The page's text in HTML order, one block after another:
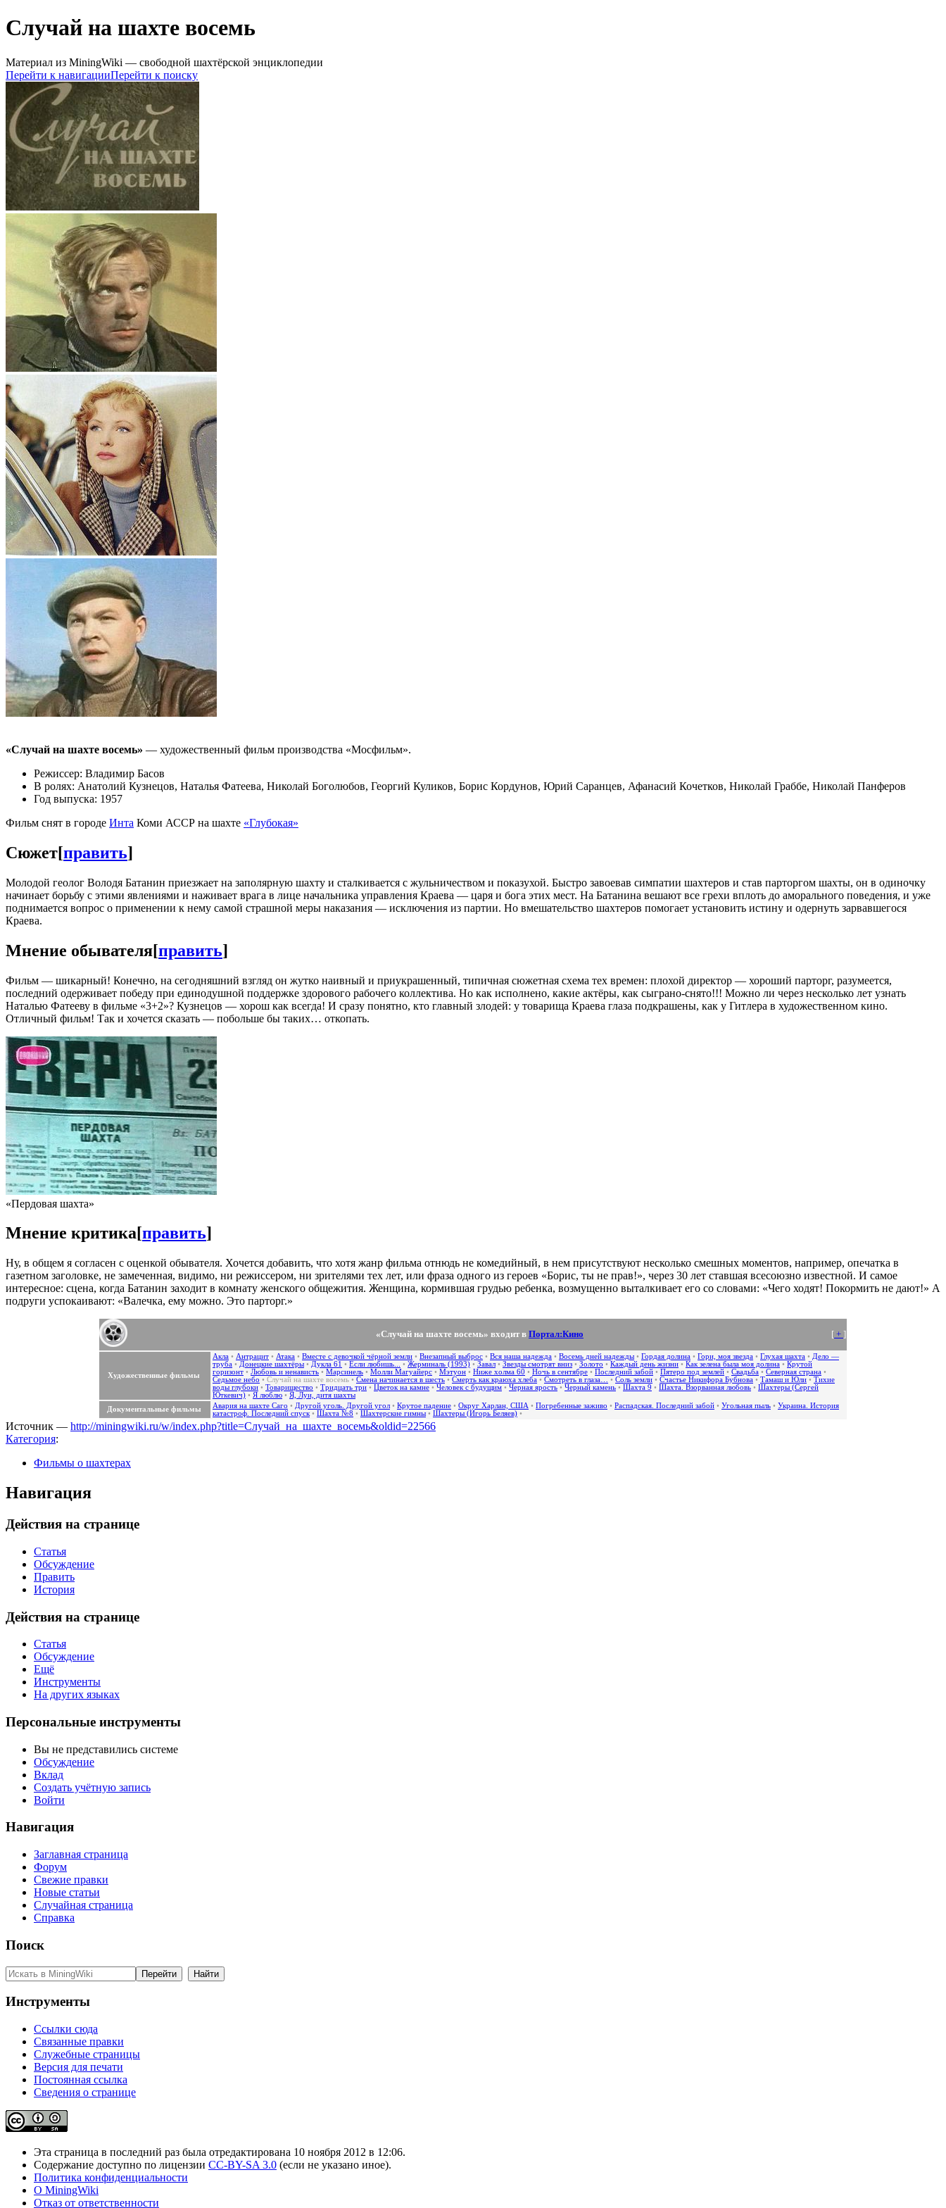
Случай на шахте восемь
Материал из MiningWiki — свободной шахтёрской энциклопедии
Перейти к навигацииПерейти к поиску
«Случай на шахте восемь» — художественный фильм производства «Мосфильм».
Режиссер: Владимир Басов
В ролях: Анатолий Кузнецов, Наталья Фатеева, Николай Боголюбов, Георгий Куликов, Борис Кордунов, Юрий Саранцев, Афанасий Кочетков, Николай Граббе, Николай Панферов
Год выпуска: 1957
Фильм снят в городе Инта Коми АССР на шахте «Глубокая»
Сюжет[править]
Молодой геолог Володя Батанин приезжает на заполярную шахту и сталкивается с жульничеством и показухой. Быстро завоевав симпатии шахтеров и став парторгом шахты, он в одиночку
начинает борьбу с этими явлениями и наживает врага в лице начальника управления Краева — царя и бога этих мест. На Батанина вешают все грехи вплоть до аморального поведения, и уже
поднимается вопрос о применении к нему самой страшной меры наказания — исключения из партии. Но вмешательство шахтеров помогает установить истину и одернуть зарвавшегося
Краева.
Мнение обывателя[править]
Фильм — шикарный! Конечно, на сегодняшний взгляд он жутко наивный и приукрашенный, типичная сюжетная схема тех времен: плохой директор — хороший парторг, разумеется,
последний одерживает победу при единодушной поддержке здорового рабочего коллектива. Но как исполнено, какие актёры, как сыграно-снято!!! Можно ли через несколько лет узнать
Наталью Фатееву в фильме «3+2»? Кузнецов — хорош как всегда! И сразу понятно, кто главный злодей: у товарища Краева глаза подкрашены, как у Гитлера в художественном кино.
Отличный фильм! Так и хочется сказать — побольше бы таких… откопать.
«Пердовая шахта»
Мнение критика[править]
Ну, в общем я согласен с оценкой обывателя. Хочется добавить, что хотя жанр фильма отнюдь не комедийный, в нем присутствуют несколько смешных моментов, например, опечатка в
газетном заголовке, не замеченная, видимо, ни режиссером, ни зрителями тех лет, или фраза одного из героев «Борис, ты не прав!», через 30 лет ставшая всесоюзно известной. И самое
интересное: сцена, когда Батанин заходит в комнату женского общежития. Женщина, кормившая грудью ребенка, возмущенно выталкивает его со словами: «Чего ходят! Покормить не дают!» А
подруги успокаивают: «Валечка, ему можно. Это парторг.»
[ + ]
«Случай на шахте восемь» входит в Портал:Кино
Художественные фильмы
Акла • Антрацит • Атака • Вместе с девочкой чёрной земли • Внезапный выброс • Вся наша надежда • Восемь дней надежды • Гордая долина • Гори, моя звезда • Глухая шахта • Дело —
труба • Донецкие шахтёры • Дукла 61 • Если любишь... • Жерминаль (1993) • Завал • Звезды смотрят вниз • Золото • Каждый день жизни • Как зелена была моя долина • Крутой
горизонт • Любовь и ненависть • Марсинель • Молли Магуайерс • Мэтуон • Ниже холма 60 • Ночь в сентябре • Последний забой • Пятеро под землей • Свадьба • Северная страна •
Седьмое небо • Случай на шахте восемь • Смена начинается в шесть • Смерть как краюха хлеба • Смотреть в глаза… • Соль земли • Счастье Никифора Бубнова • Тамаш и Юли • Тихие
воды глубоки • Товарищество • Тридцать три • Цветок на камне • Человек с будущим • Черная ярость • Черный камень • Шахта 9 • Шахта. Взорванная любовь • Шахтеры (Сергей
Юткевич) • Я люблю • Я, Луи, дитя шахты
Документальные фильмы
Авария на шахте Саго • Другой уголь. Другой угол • Крутое падение • Округ Харлан, США • Погребенные заживо • Распадская. Последний забой • Угольная пыль • Украина. История
катастроф. Последний спуск• Шахта №8 • Шахтерские гимны • Шахтеры (Игорь Беляев) •
Источник — http://miningwiki.ru/w/index.php?title=Случай_на_шахте_восемь&oldid=22566
Категория:
Фильмы о шахтерах
Навигация
Действия на странице
Статья
Обсуждение
Править
История
Действия на странице
Статья
Обсуждение
Ещё
Инструменты
На других языках
Персональные инструменты
Вы не представились системе
Обсуждение
Вклад
Создать учётную запись
Войти
Навигация
Заглавная страница
Форум
Свежие правки
Новые статьи
Случайная страница
Справка
Поиск
Инструменты
Ссылки сюда
Связанные правки
Служебные страницы
Версия для печати
Постоянная ссылка
Сведения о странице
Эта страница в последний раз была отредактирована 10 ноября 2012 в 12:06.
Содержание доступно по лицензии CC-BY-SA 3.0 (если не указано иное).
Политика конфиденциальности
О MiningWiki
Отказ от ответственности